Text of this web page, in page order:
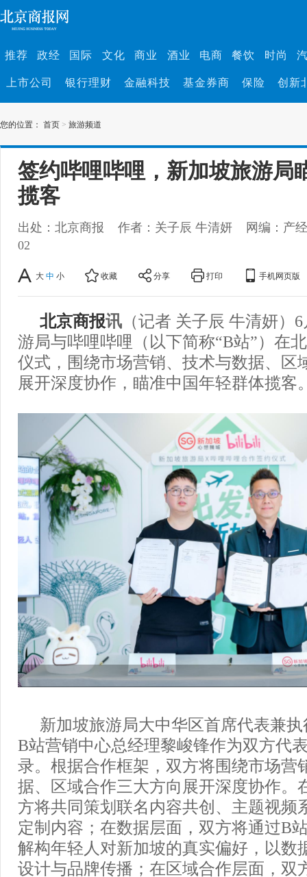
推荐 政经 国际 文化 商业 酒业 电商 餐饮 时尚
上市公司 银行理财 金融科技 基金券商 保险 创新
您的位置： 首页 > 旅游频道
签约哔哩哔哩，新加坡旅游局
揽客
出处：北京商报 作者：关子辰 牛清妍
网编：产
02
大 中 小 收藏 分享 打印 手机网页版
北京商报讯 （记者 关子辰 牛清妍）
游局与哔哩哔哩（以下简称“B站”）在
仪式，围绕市场营销、技术与数据、区
展开深度协作，瞄准中国年轻群体揽客
新加坡旅游局大中华区首席代表兼
B站营销中心总经理黎峻锋作为双方代
录。根据合作框架，双方将围绕市场营
据、区域合作三大方向展开深度协作。
方将共同策划联名内容共创、主题视频
定制内容；在数据层面，双方将通过B
解构年轻人对新加坡的真实偏好，以数
设计与品牌传播；在区域合作层面，双